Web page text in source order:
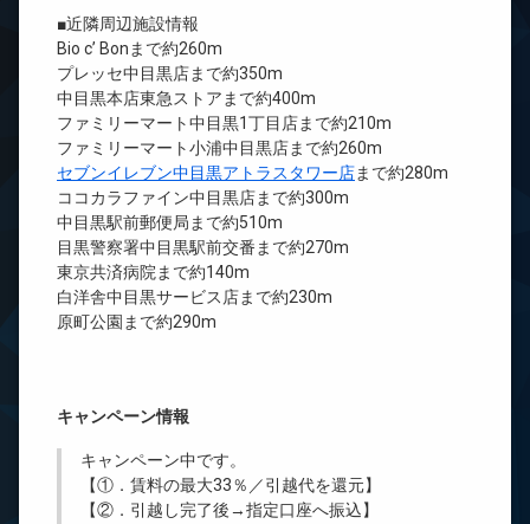
■近隣周辺施設情報
Bio c’ Bonまで約260m
プレッセ中目黒店まで約350m
中目黒本店東急ストアまで約400m
ファミリーマート中目黒1丁目店まで約210m
ファミリーマート小浦中目黒店まで約260m
セブンイレブン中目黒アトラスタワー店まで約280m
ココカラファイン中目黒店まで約300m
中目黒駅前郵便局まで約510m
目黒警察署中目黒駅前交番まで約270m
東京共済病院まで約140m
白洋舎中目黒サービス店まで約230m
原町公園まで約290m
キャンペーン情報
キャンペーン中です。
【①．賃料の最大33％／引越代を還元】
【②．引越し完了後→指定口座へ振込】